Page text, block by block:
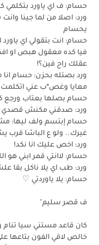
حسام: ف اي ياورد بتكلمي
ورد: اصلا من لما جينا
يحسام
حسام: انت بتقولي اي ياورد
فيا كده معقول هبص او
عقلك راح فين؟!
ورد بصتله بحزن: حسام
معايا وغص*ب عني اتكلمت
حسام بصلها بعتاب
ورد: صدقني مكنش قصدي
حسام إبتسم ولف ليها:
غيرك.. ولو ع الباشا قرب
ورد: اخص عليك انا نكد!
حسام: لاانتي قمر ابني هو
ورد: طب اي يلا ناكل بقا
حسام: يلا ياوردتي ♡
ف قصر سليم"
كان قاعد مستني سيا تنام
خالص لاقي الفون بتاعها